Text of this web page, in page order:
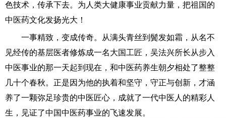
色技术，传承下去。为人类大健康事业贡献力量，把祖国的
中医药文化发扬光大！
一事精致，变成传奇。从满头青丝到鬓发如霜，从名不
见经传的基层医者修炼成一名大国工匠，吴法兴所长从步入
中医事业的那一天起到现在，和中医药养生朝夕相处了整整
几十个春秋。正是因为他的执着和坚守，守正与创新，才涵
养了一颗弥足珍贵的中医匠心，成就了一代中医人的精彩人
生，见证了中国中医药事业的飞速发展。